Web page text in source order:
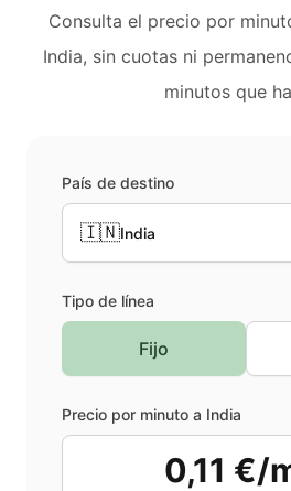
Consulta el precio por
India, sin cuotas ni
minutos que
País de destino
🇮🇳India
Tipo de línea
Fijo
Precio por minuto a India
0,11 €/